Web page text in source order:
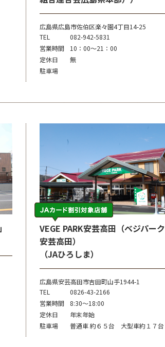
広島県広島市佐伯区楽々園4丁目14-25
TEL
082-942-5831
営業時間
10：00～21：00
定休日
無
駐車場
VEGE PARK安芸高田（ベジパーク
安芸高田）
（JAひろしま）
広島県安芸高田市吉田町山手1944-1
TEL
0826-43-2166
営業時間
8:30～18:00
定休日
年末年始
駐車場
普通車 約６５台 大型車約１７台